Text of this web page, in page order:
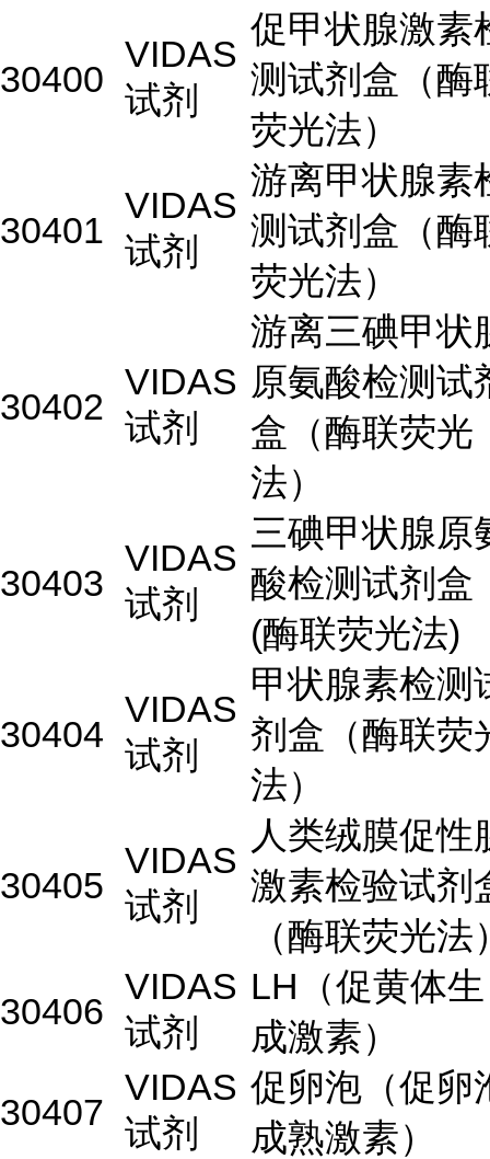
30400
VIDAS
试剂
促甲状腺激素
测试剂盒（酶
荧光法）
30401
VIDAS
试剂
游离甲状腺素
测试剂盒（酶
荧光法）
30402
VIDAS
试剂
游离三碘甲状
原氨酸检测试
盒（酶联荧光
法）
30403
VIDAS
试剂
三碘甲状腺原
酸检测试剂盒
(酶联荧光法)
30404
VIDAS
试剂
甲状腺素检测
剂盒（酶联荧
法）
30405
VIDAS
试剂
人类绒膜促性
激素检验试剂
（酶联荧光法
30406
VIDAS
试剂
LH（促黄体生
成激素）
30407
VIDAS
试剂
促卵泡（促卵
成熟激素）